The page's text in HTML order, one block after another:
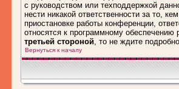
с руководством или техподдержкой
нести никакой ответственности за то,
приостановке работы конференции,
относятся к программному
третьей стороной, то не ждите
Вернуться к началу